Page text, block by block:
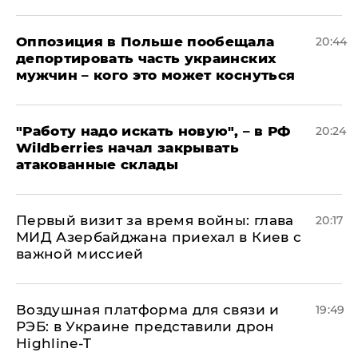
Оппозиция в Польше пообещала
депортировать часть украинских
мужчин – кого это может коснуться
20:44
"Работу надо искать новую", – в РФ
Wildberries начал закрывать
атакованные склады
20:24
Первый визит за время войны: глава
МИД Азербайджана приехал в Киев с
важной миссией
20:17
Воздушная платформа для связи и
РЭБ: в Украине представили дрон
Highline-T
19:49